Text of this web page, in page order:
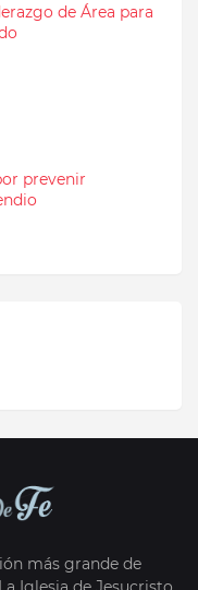
de Área para
prevenir
más grande de